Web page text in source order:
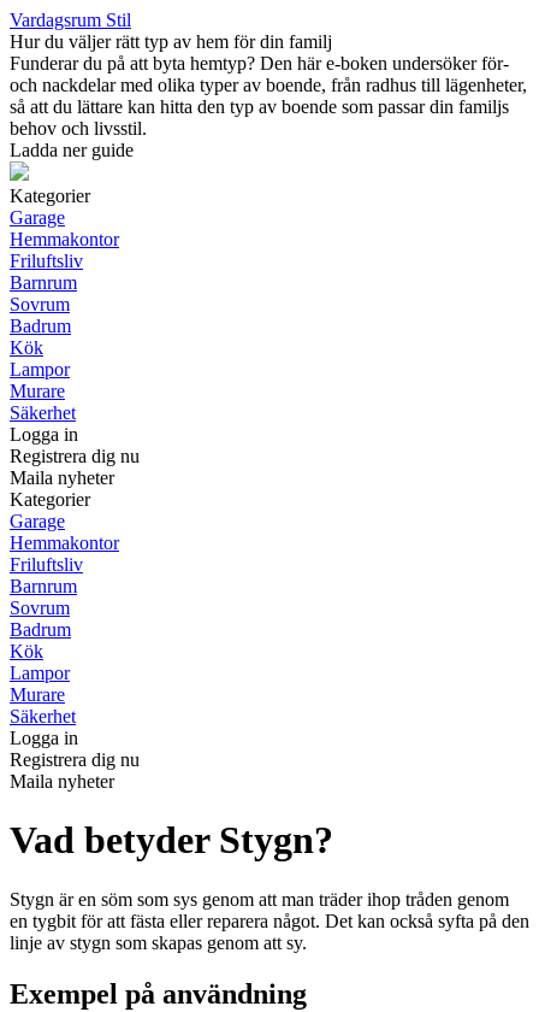
Vardagsrum Stil
Hur du väljer rätt typ av hem för din familj
Funderar du på att byta hemtyp? Den här e-boken undersöker för-
och nackdelar med olika typer av boende, från radhus till lägenheter,
så att du lättare kan hitta den typ av boende som passar din familjs
behov och livsstil.
Ladda ner guide
Kategorier
Garage
Hemmakontor
Friluftsliv
Barnrum
Sovrum
Badrum
Kök
Lampor
Murare
Säkerhet
Logga in
Registrera dig nu
Maila nyheter
Kategorier
Garage
Hemmakontor
Friluftsliv
Barnrum
Sovrum
Badrum
Kök
Lampor
Murare
Säkerhet
Logga in
Registrera dig nu
Maila nyheter
Vad betyder Stygn?
Stygn är en söm som sys genom att man träder ihop tråden genom
en tygbit för att fästa eller reparera något. Det kan också syfta på den
linje av stygn som skapas genom att sy.
Exempel på användning